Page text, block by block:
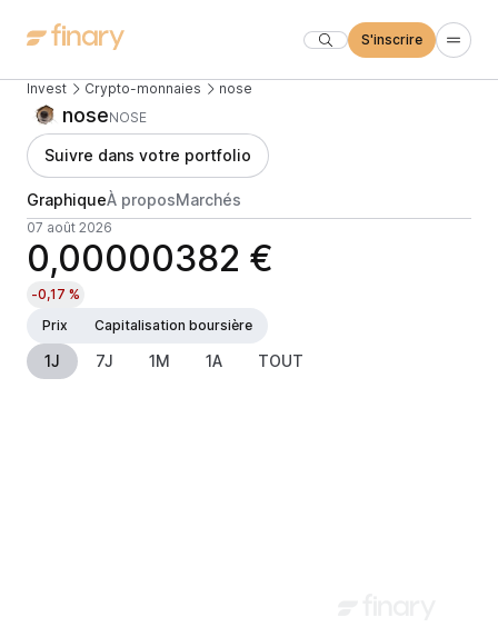
S'inscrire
Invest Crypto-monnaies nose
noseNOSE
Suivre dans votre portfolio
GraphiqueÀ proposMarchés
07 août 2026
0,00000382 €
-0,17 %
Prix
Capitalisation boursière
1J 7J 1M 1A TOUT